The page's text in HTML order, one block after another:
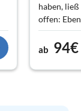
haben,
offen:
Natürlich
weiterhin
ab 94€